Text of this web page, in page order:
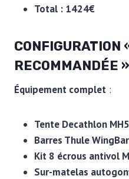
Total : 1424€
CONFIGURATION
Équipement complet :
Tente Decathlon
Barres Thule
Kit 8 écrous antivol
Sur-matelas